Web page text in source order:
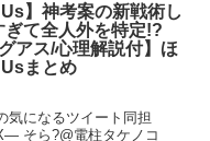
】神考案の新戦術し
ぎて全人外を特定!?
アス/心理解説付】ほ
まとめ
気になるツイート同担
そら?@電柱タケノコ